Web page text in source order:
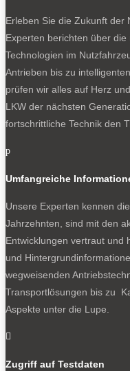
Erleben Sie die Zukunft der
Experten berichten über
Technologien im
Antrieben bis zu
prüfen wir alles auf Herz
LKW der nächsten
fortschrittliche Technik den
p
Umfangreiche
Unsere Experten kennen
Jahrzehnten, sind mit den
Entwicklungen vertraut und
und
wegweisenden
Transportlösungen bis zu
Aspekte unter die Lupe.

Zugriff auf Testdaten